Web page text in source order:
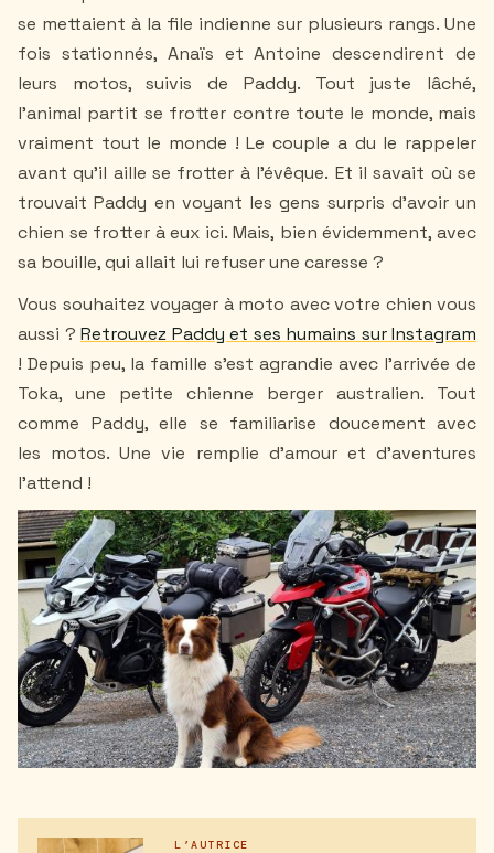
se mettaient à la file indienne sur plusieurs rangs. Une
fois stationnés, Anaïs et Antoine descendirent de
leurs motos, suivis de Paddy. Tout juste lâché,
l'animal partit se frotter contre toute le monde, mais
vraiment tout le monde ! Le couple a du le rappeler
avant qu’il aille se frotter à l’évêque. Et il savait où se
trouvait Paddy en voyant les gens surpris d’avoir un
chien se frotter à eux ici. Mais, bien évidemment, avec
sa bouille, qui allait lui refuser une caresse ?
Vous souhaitez voyager à moto avec votre chien vous
aussi ? Retrouvez Paddy et ses humains sur Instagram
! Depuis peu, la famille s'est agrandie avec l'arrivée de
Toka, une petite chienne berger australien. Tout
comme Paddy, elle se familiarise doucement avec
les motos. Une vie remplie d'amour et d'aventures
l'attend !
L’AUTRICE